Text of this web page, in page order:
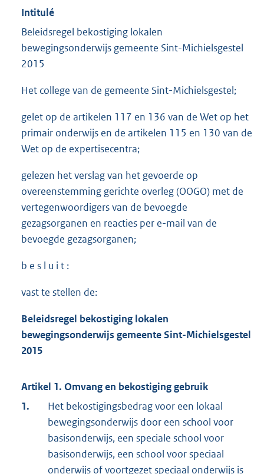
Intitulé
Beleidsregel bekostiging lokalen
bewegingsonderwijs gemeente Sint-Michielsgestel
2015
Het college van de gemeente Sint-Michielsgestel;
gelet op de artikelen 117 en 136 van de Wet op het
primair onderwijs en de artikelen 115 en 130 van de
Wet op de expertisecentra;
gelezen het verslag van het gevoerde op
overeenstemming gerichte overleg (OOGO) met de
vertegenwoordigers van de bevoegde
gezagsorganen en reacties per e-mail van de
bevoegde gezagsorganen;
b e s l u i t :
vast te stellen de:
Beleidsregel bekostiging lokalen
bewegingsonderwijs gemeente Sint-Michielsgestel
2015
Artikel 1. Omvang en bekostiging gebruik
1.
Het bekostigingsbedrag voor een lokaal
bewegingsonderwijs door een school voor
basisonderwijs, een speciale school voor
basisonderwijs, een school voor speciaal
onderwijs of voortgezet speciaal onderwijs is